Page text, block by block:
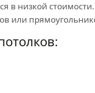
в низкой
или